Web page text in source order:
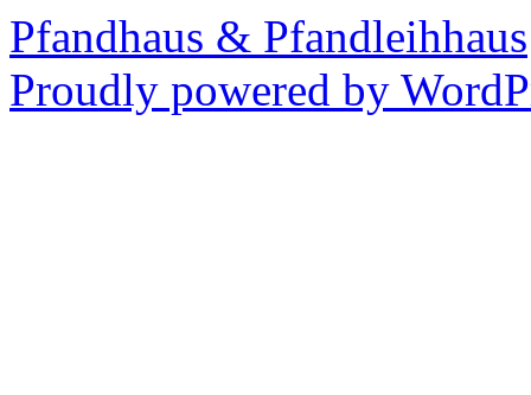
Pfandhaus & Pfandleihhaus
Proudly powered by